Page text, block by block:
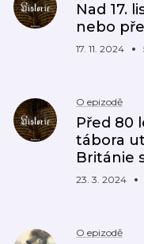
Nad 17.
nebo
17. 11. 2024
O epizodě
Před 80
tábora
Británie
23. 3. 2024
O epizodě